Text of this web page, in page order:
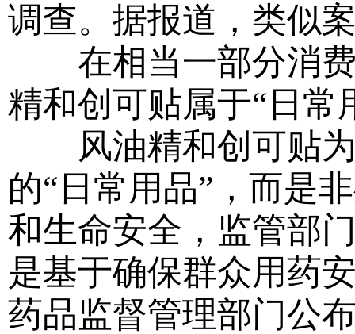
调查。据报道，类似
在相当一部分消费
精和创可贴属于“日常
风油精和创可贴为
的“日常用品”，而是
和生命安全，监管部
是基于确保群众用药
药品监督管理部门公